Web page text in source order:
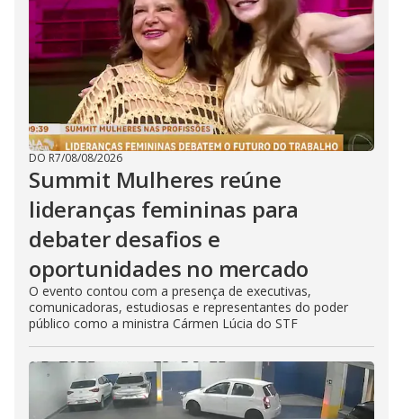
DO R7/08/08/2026
Summit Mulheres reúne
lideranças femininas para
debater desafios e
oportunidades no mercado
O evento contou com a presença de executivas,
comunicadoras, estudiosas e representantes do poder
público como a ministra Cármen Lúcia do STF